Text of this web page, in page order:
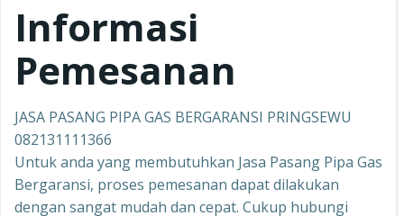
Informasi
Pemesanan
JASA PASANG PIPA GAS BERGARANSI PRINGSEWU
082131111366
Untuk anda yang membutuhkan Jasa Pasang Pipa Gas
Bergaransi, proses pemesanan dapat dilakukan
dengan sangat mudah dan cepat. Cukup hubungi